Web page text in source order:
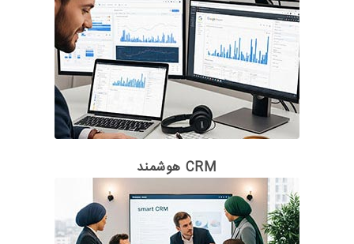
CRM هوشمند